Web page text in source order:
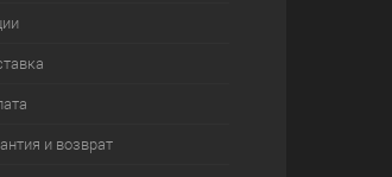
и возврат